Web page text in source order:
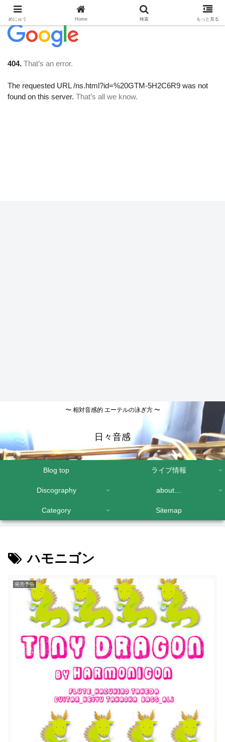
〜 相対音感的 エーテルの泳ぎ方 〜
日々音感
Blog top ライブ情報
Discography about…
Category Sitemap
ハモニゴン
発売予告
めにゅう Home 検索 もっと見る